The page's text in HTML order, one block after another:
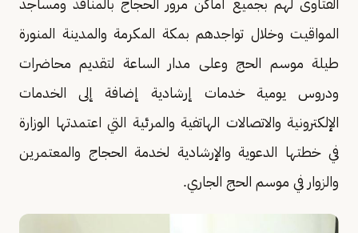
الفتاوى لهم بجميع أماكن مرور الحجاج بالمنافذ ومساجد
المواقيت وخلال تواجدهم بمكة المكرمة والمدينة المنورة
طيلة موسم الحج وعلى مدار الساعة لتقديم محاضرات
ودروس يومية خدمات إرشادية إضافة إلى الخدمات
الإلكترونية والاتصالات الهاتفية والمرئية التي اعتمدتها الوزارة
في خطتها الدعوية والإرشادية لخدمة الحجاج والمعتمرين
والزوار في موسم الحج الجاري.